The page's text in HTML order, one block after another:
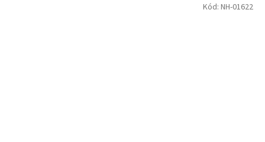
Kód: NH-01622